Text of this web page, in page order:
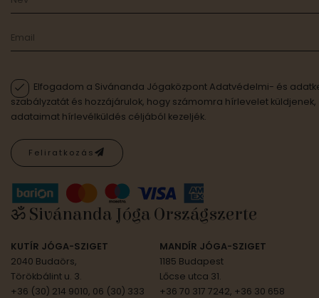
Elfogadom a Sivánanda Jógaközpont Adatvédelmi- és
szabályzatát és hozzájárulok, hogy számomra hírlevelet küldjenek,
adataimat hírlevélküldés céljából kezeljék.
Feliratkozás
ॐ Sivánanda Jóga Országszerte
KUTÍR JÓGA-SZIGET
2040 Budaörs,
Törökbálint u. 3.
+36 (30) 214 9010, 06 (30) 333
MANDÍR JÓGA-SZIGET
1185 Budapest
Lőcse utca 31.
+36 70 317 7242, +36 30 658